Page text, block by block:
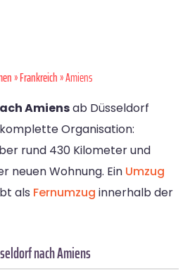
»Frankreich» Amiens
Amiensab Düsseldorf
Organisation:
rund 430 Kilometer und
neuen Wohnung. Ein Umzug
als Fernumzug innerhalb der
nach Amiens